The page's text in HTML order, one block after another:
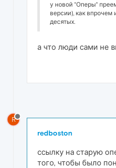
у новой "Оперы"
версии), как впрочем
десятых.
а что люди сами не
R
redboston
ссылку на старую
того, чтобы было